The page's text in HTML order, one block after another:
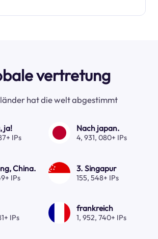
vertretung
länder hat die welt abgestimmt
ja!
IPs
Nach japan.
4, 931, 080+ IPs
China.
IPs
3. Singapur
155, 548+ IPs
IPs
frankreich
1, 952, 740+ IPs